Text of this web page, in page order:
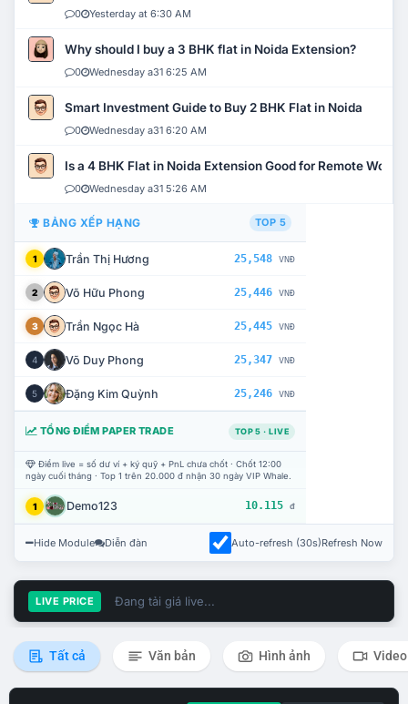
0 Yesterday at 6:30 AM
Why should I buy a 3 BHK flat in Noida Extension?
0 Wednesday a31 6:25 AM
Smart Investment Guide to Buy 2 BHK Flat in Noida
0 Wednesday a31 6:20 AM
Is a 4 BHK Flat in Noida Extension Good for Remote Work?
0 Wednesday a31 5:26 AM
BẢNG XẾP HẠNG TOP 5
1 Trần Thị Hương 25,548 VNĐ
2 Võ Hữu Phong 25,446 VNĐ
3 Trần Ngọc Hà 25,445 VNĐ
4 Võ Duy Phong 25,347 VNĐ
5 Đặng Kim Quỳnh 25,246 VNĐ
TỔNG ĐIỂM PAPER TRADE TOP 5 · LIVE
Điểm live = số dư ví + ký quỹ + PnL chưa chốt · Chốt 12:00
ngày cuối tháng · Top 1 trên 20.000 đ nhận 30 ngày VIP Whale.
1 Demo123 10.115 đ
Hide Module Diễn đàn Auto-refresh (30s)Refresh Now
LIVE PRICE Đang tải giá live...
Tất cả Văn bản Hình ảnh Video